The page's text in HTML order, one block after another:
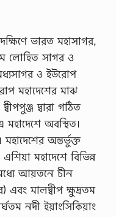
ভারত মহাসাগর,
লোহিত সাগর ও
ও ইউরোপ
মহাদেশের মাঝ
দ্বারা গঠিত
অবস্থিত।
অন্তর্ভুক্ত
মহাদেশে বিভিন্ন
আয়তনে চীন
এবং মালদ্বীপ ক্ষুদ্রতম
নদী ইয়াংসিকিয়াং